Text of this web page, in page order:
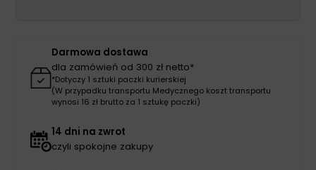
Darmowa dostawa
dla zamówień od 300 zł netto*
*Dotyczy 1 sztuki paczki kurierskiej
(W przypadku transportu Medycznego koszt transportu
wynosi 16 zł brutto za 1 sztukę paczki)
14 dni na zwrot
czyli spokojne zakupy